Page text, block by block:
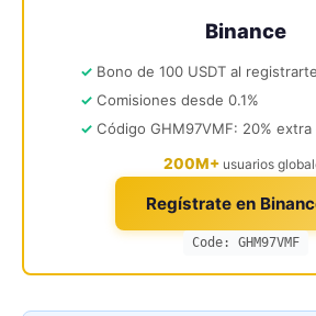
Binance
Bono de 100 USDT al registrarte
Comisiones desde 0.1%
Código GHM97VMF: 20%
200M+ usuarios
Regístrate en
Code: GHM97VMF